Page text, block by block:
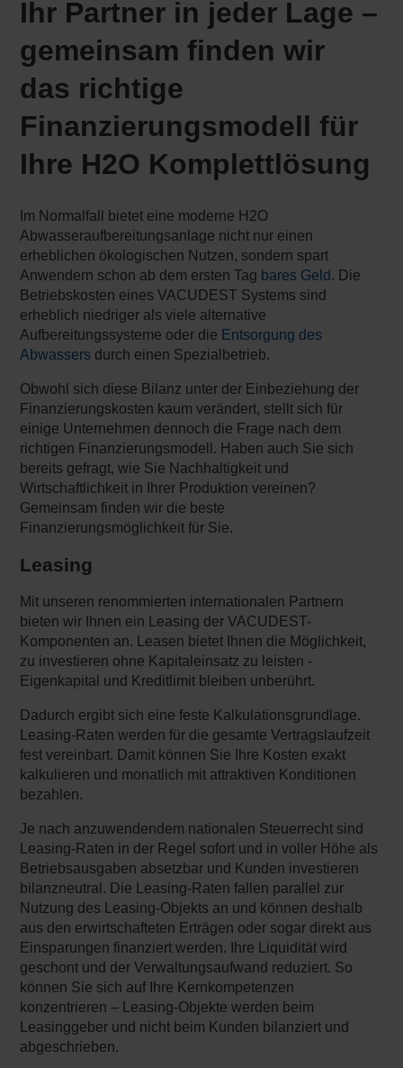
Ihr Partner in jeder Lage –
gemeinsam finden wir
das richtige
Finanzierungsmodell für
Ihre H2O Komplettlösung
Im Normalfall bietet eine moderne H2O
Abwasseraufbereitungsanlage nicht nur einen
erheblichen ökologischen Nutzen, sondern spart
Anwendern schon ab dem ersten Tag bares Geld . Die
Betriebskosten eines VACUDEST Systems sind
erheblich niedriger als viele alternative
Aufbereitungssysteme oder die Entsorgung des
Abwassers durch einen Spezialbetrieb.
Obwohl sich diese Bilanz unter der Einbeziehung der
Finanzierungskosten kaum verändert, stellt sich für
einige Unternehmen dennoch die Frage nach dem
richtigen Finanzierungsmodell. Haben auch Sie sich
bereits gefragt, wie Sie Nachhaltigkeit und
Wirtschaftlichkeit in Ihrer Produktion vereinen?
Gemeinsam finden wir die beste
Finanzierungsmöglichkeit für Sie.
Leasing
Mit unseren renommierten internationalen Partnern
bieten wir Ihnen ein Leasing der VACUDEST-
Komponenten an. Leasen bietet Ihnen die Möglichkeit,
zu investieren ohne Kapitaleinsatz zu leisten -
Eigenkapital und Kreditlimit bleiben unberührt.
Dadurch ergibt sich eine feste Kalkulationsgrundlage.
Leasing-Raten werden für die gesamte Vertragslaufzeit
fest vereinbart. Damit können Sie Ihre Kosten exakt
kalkulieren und monatlich mit attraktiven Konditionen
bezahlen.
Je nach anzuwendendem nationalen Steuerrecht sind
Leasing-Raten in der Regel sofort und in voller Höhe als
Betriebsausgaben absetzbar und Kunden investieren
bilanzneutral. Die Leasing-Raten fallen parallel zur
Nutzung des Leasing-Objekts an und können deshalb
aus den erwirtschafteten Erträgen oder sogar direkt aus
Einsparungen finanziert werden. Ihre Liquidität wird
geschont und der Verwaltungsaufwand reduziert. So
können Sie sich auf Ihre Kernkompetenzen
konzentrieren – Leasing-Objekte werden beim
Leasinggeber und nicht beim Kunden bilanziert und
abgeschrieben.